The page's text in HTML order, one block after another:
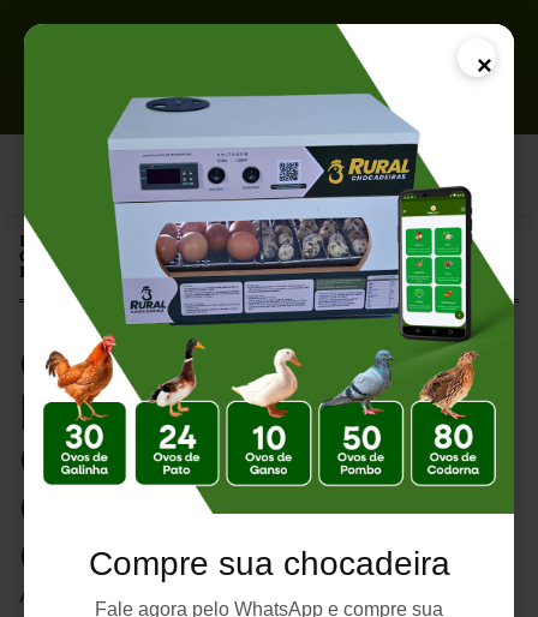
×
Compre sua chocadeira
Fale agora pelo WhatsApp e compre sua
Página Inicial |
Como Limpar e Desinfetar uma Chocadeira: Guia Completo para
Evitar Contaminações
Como Limpar e
Desinfetar uma
Chocadeira: Guia
Completo para Evitar
Contaminações
A limpeza da chocadeira é uma etapa fundamental